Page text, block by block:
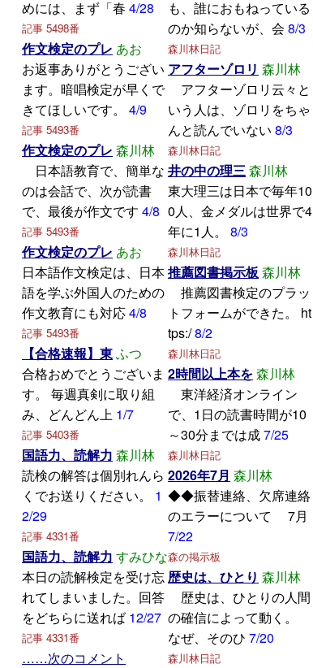
めには、まず「春 4/28
記事 5498番
作文検定のプレ あお
お返事ありがとうござい
ます。暗唱検定が早くで
きてほしいです。
4/9
記事 5493番
作文検定のプレ 森川林
日本語教育で、簡単な
のは会話で、次が読書
で、最後が作文です 4/8
記事 5493番
作文検定のプレ あお
日本語作文検定は、日本
語を学ぶ外国人のための
作文教育にも対応4/8
記事 5493番
【合格速報】東ふつ
合格おめでとうございま
す。 毎週真剣に取り組
み、どんどん上 1/7
記事 5403番
国語力、読解力 森川林
読検の解答は個別れんら
くでお送りください。
1
2/29
記事 4331番
国語力、読解力 すみひな
本日の読解検定を受け忘
れてしまいました。回答
をどちらに送れば 12/27
記事 4331番
……次のコメント
も、誰におもねっている
のか知らないが、会 8/3
森川林日記
アフターゾロリ 森川林
アフターゾロリ云々と
いう人は、ゾロリをちゃ
んと読んでいない 8/3
森川林日記
井の中の理三森川林
東大理三は日本で毎年10
0人、金メダルは世界で4
年に1人。 8/3
森川林日記
推薦図書掲示板森川林
推薦図書検定のプラッ
トフォームができた。 ht
tps:/8/2
森川林日記
2時間以上本を森川林
東洋経済オンライン
で、1日の読書時間が10
～30分までは成7/25
森川林日記
2026年7月 森川林
◆◆振替連絡、欠席連絡
のエラーについて 7月
7/22
森の掲示板
歴史は、ひとり 森川林
歴史は、ひとりの人間
の確信によって動く。
なぜ、そのひ 7/20
森川林日記